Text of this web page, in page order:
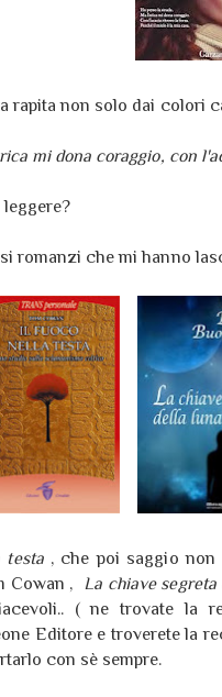
rapita non solo dai colori
mi dona coraggio, con
romanzi che mi hanno
testa, che poi saggio non
Cowan , La chiave
( ne trovate la
Editore e troverete la
con sè sempre.